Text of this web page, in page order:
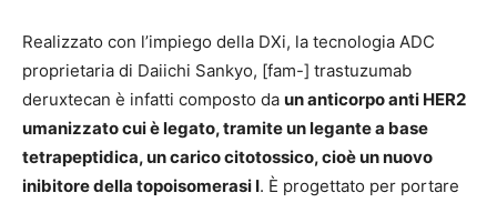
Realizzato con l’impiego della DXi, la tecnologia ADC
proprietaria di Daiichi Sankyo, [fam-] trastuzumab
deruxtecan è infatti composto da un anticorpo anti HER2
umanizzato cui è legato, tramite un legante a base
tetrapeptidica, un carico citotossico, cioè un nuovo
inibitore della topoisomerasi I. È progettato per portare